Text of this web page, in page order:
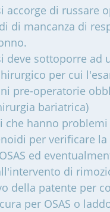
accorge di russare
di mancanza di
deve sottoporre ad
per cui
pre-operatorie
bariatrica)
che hanno problemi
per verificare la
ed
di
della patente per
per OSAS o